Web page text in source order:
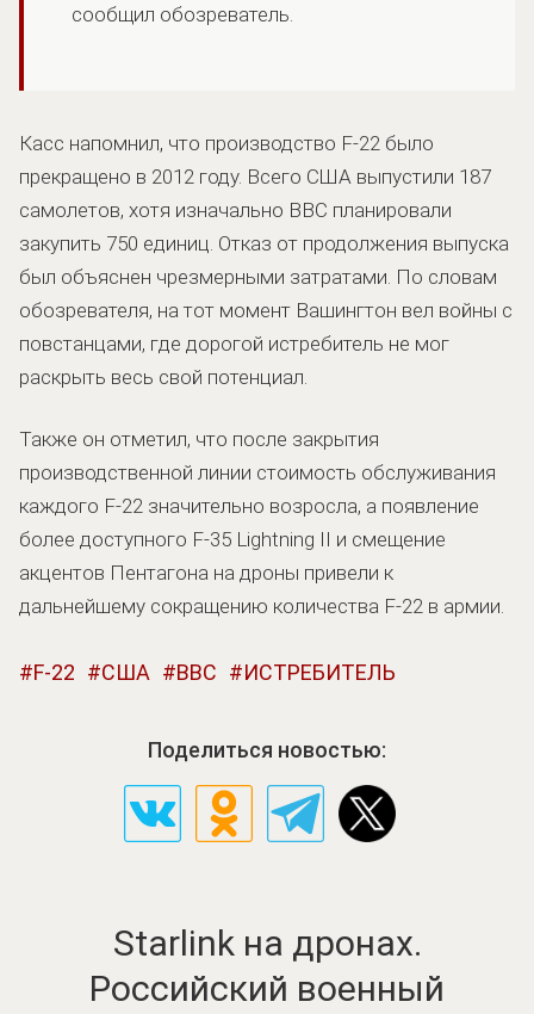
сообщил обозреватель.
Касс напомнил, что производство F-22 было
прекращено в 2012 году. Всего США выпустили 187
самолетов, хотя изначально ВВС планировали
закупить 750 единиц. Отказ от продолжения выпуска
был объяснен чрезмерными затратами. По словам
обозревателя, на тот момент Вашингтон вел войны с
повстанцами, где дорогой истребитель не мог
раскрыть весь свой потенциал.
Также он отметил, что после закрытия
производственной линии стоимость обслуживания
каждого F-22 значительно возросла, а появление
более доступного F-35 Lightning II и смещение
акцентов Пентагона на дроны привели к
дальнейшему сокращению количества F-22 в армии.
F-22 США ВВС ИСТРЕБИТЕЛЬ
Поделиться новостью:
Starlink на дронах.
Российский военный